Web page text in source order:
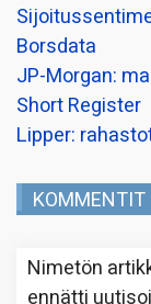
Borsdata
JP-Morgan:
Short Register
Lipper:
KOMMENTIT
Nimetön
ennätti